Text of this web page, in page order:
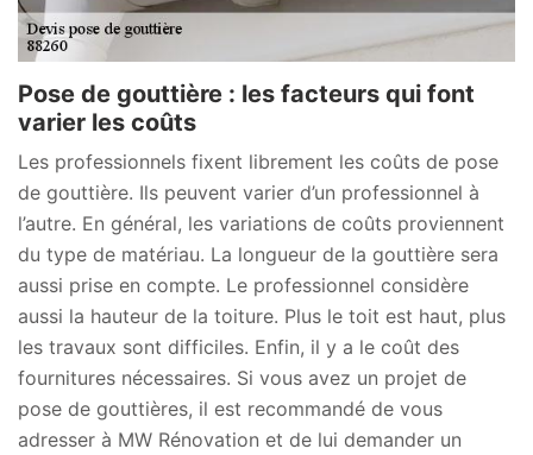
Pose de gouttière : les facteurs qui font
varier les coûts
Les professionnels fixent librement les coûts de pose
de gouttière. Ils peuvent varier d’un professionnel à
l’autre. En général, les variations de coûts proviennent
du type de matériau. La longueur de la gouttière sera
aussi prise en compte. Le professionnel considère
aussi la hauteur de la toiture. Plus le toit est haut, plus
les travaux sont difficiles. Enfin, il y a le coût des
fournitures nécessaires. Si vous avez un projet de
pose de gouttières, il est recommandé de vous
adresser à MW Rénovation et de lui demander un